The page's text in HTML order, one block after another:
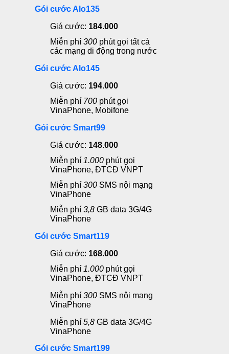
Gói cước Alo135
Giá cước: 184.000
Miễn phí 300 phút gọi tất cả
các mạng di động trong nước
Gói cước Alo145
Giá cước: 194.000
Miễn phí 700 phút gọi
VinaPhone, Mobifone
Gói cước Smart99
Giá cước: 148.000
Miễn phí 1.000 phút gọi
VinaPhone, ĐTCĐ VNPT
Miễn phí 300 SMS nội mạng
VinaPhone
Miễn phí 3,8 GB data 3G/4G
VinaPhone
Gói cước Smart119
Giá cước: 168.000
Miễn phí 1.000 phút gọi
VinaPhone, ĐTCĐ VNPT
Miễn phí 300 SMS nội mạng
VinaPhone
Miễn phí 5,8 GB data 3G/4G
VinaPhone
Gói cước Smart199